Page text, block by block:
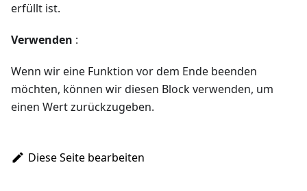
erfüllt ist.
Verwenden :
Wenn wir eine Funktion vor dem Ende beenden
möchten, können wir diesen Block verwenden, um
einen Wert zurückzugeben.
Diese Seite bearbeiten